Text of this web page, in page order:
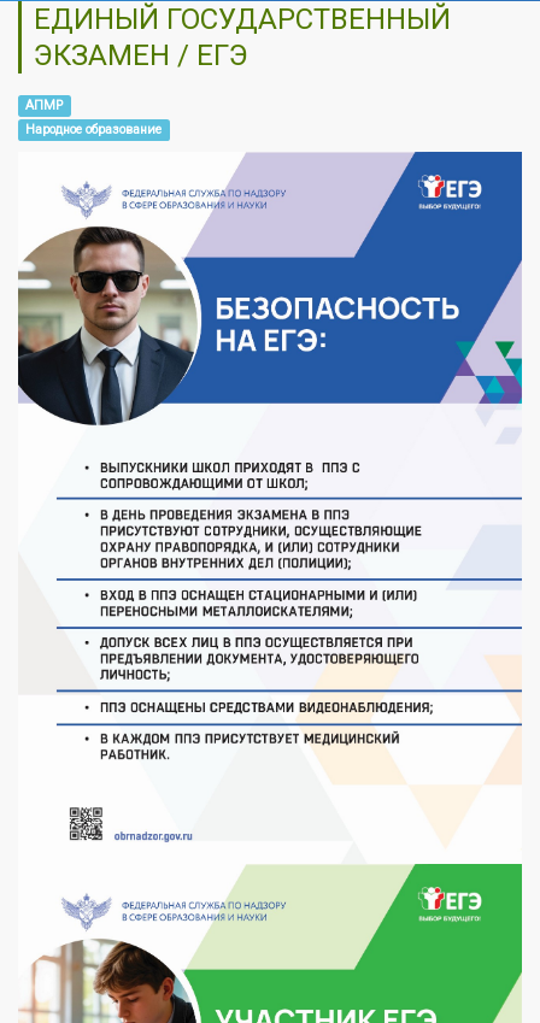
ЕДИНЫЙ ГОСУДАРСТВЕННЫЙ
ЭКЗАМЕН / ЕГЭ
АПМР
Народное образование